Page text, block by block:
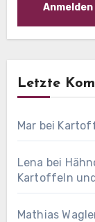
Letzte
Mar bei
Lena bei
Kartoffeln
Mathias